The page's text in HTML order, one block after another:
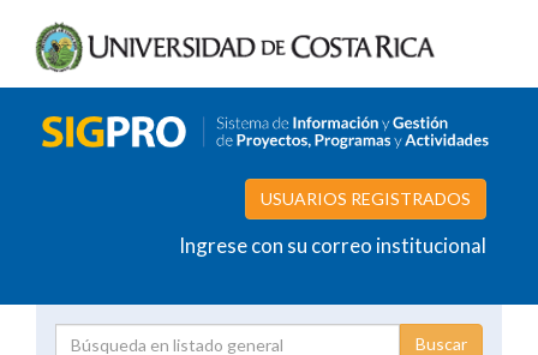
USUARIOS REGISTRADOS
Ingrese con su correo institucional